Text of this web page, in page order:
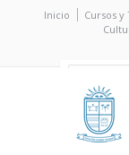
Inicio Cursos y